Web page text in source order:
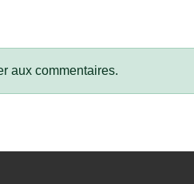
aux commentaires.